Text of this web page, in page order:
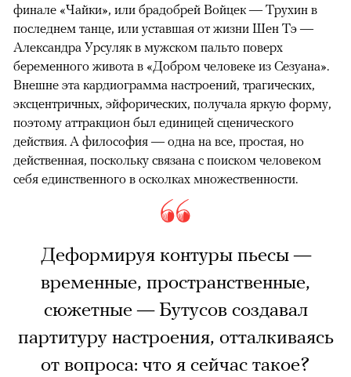
финале «Чайки», или брадобрей Войцек — Трухин в
последнем танце, или уставшая от жизни Шен Тэ —
Александра Урсуляк в мужском пальто поверх
беременного живота в «Добром человеке из Сезуана».
Внешне эта кардиограмма настроений, трагических,
эксцентричных, эйфорических, получала яркую форму,
поэтому аттракцион был единицей сценического
действия. А философия — одна на все, простая, но
действенная, поскольку связана с поиском человеком
себя единственного в осколках множественности.
Деформируя контуры пьесы —
временные, пространственные,
сюжетные — Бутусов создавал
партитуру настроения, отталкиваясь
от вопроса: что я сейчас такое?